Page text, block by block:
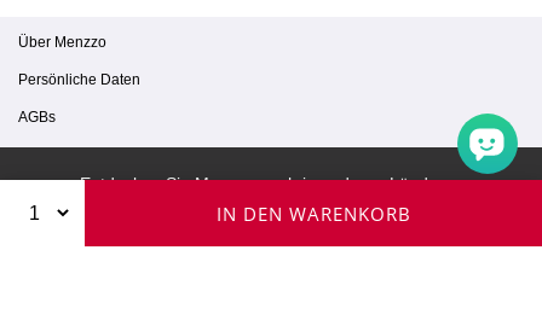
Über Menzzo
Persönliche Daten
AGBs
Entdecken Sie Menzzo auch in anderen Ländern :
IN DEN WARENKORB